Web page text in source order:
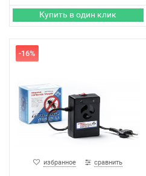
-16%
избранное сравнить